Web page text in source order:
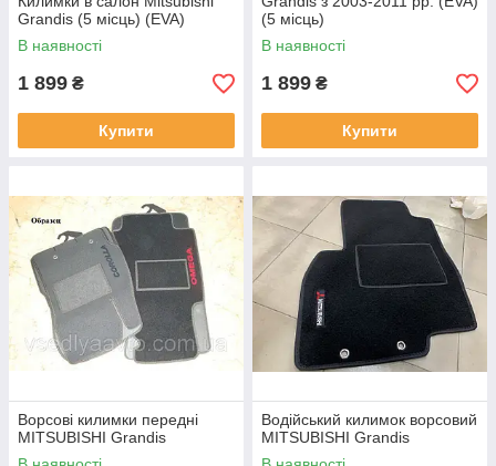
Grandis (5 місць) (EVA)
В наявності
1 899 ₴
Купити
(5 місць)
В наявності
1 899 ₴
Купити
Ворсові килимки передні
MITSUBISHI Grandis
Водійський килимок ворсовий
MITSUBISHI Grandis